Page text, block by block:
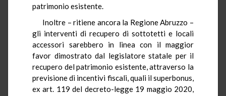
patrimonio esistente.
Inoltre – ritiene ancora la Regione Abruzzo –
gli interventi di recupero di sottotetti e locali
accessori sarebbero in linea con il maggior
favor dimostrato dal legislatore statale per il
recupero del patrimonio esistente, attraverso la
previsione di incentivi fiscali, quali il superbonus,
ex art. 119 del decreto-legge 19 maggio 2020,